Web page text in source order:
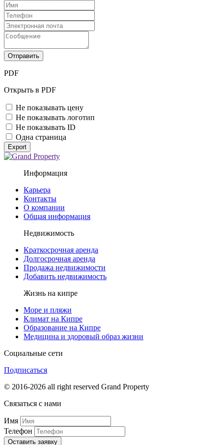
Отправить
PDF
Открыть в PDF
Не показывать цену
Не показывать логотип
Не показывать ID
Одна страница
Export
Информация
Карьера
Контакты
О компании
Общая информация
Недвижимость
Краткосрочная аренда
Долгосрочная аренда
Продажа недвижимости
Добавить недвижимость
Жизнь на кипре
Море и пляжи
Климат на Кипре
Образование на Кипре
Медицина и здоровый образ жизни
Социальные сети
Подписаться
© 2016-2026 all right reserved Grand Property
Связаться с нами
Имя
Телефон
Оставить заявку